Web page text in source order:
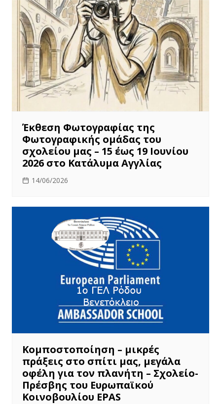
Έκθεση Φωτογραφίας της
Φωτογραφικής ομάδας του
σχολείου μας – 15 έως 19 Ιουνίου
2026 στο Κατάλυμα Αγγλίας
14/06/2026
Κομποστοποίηση – μικρές
πράξεις στο σπίτι μας, μεγάλα
οφέλη για τον πλανήτη – Σχολείο-
Πρέσβης του Ευρωπαϊκού
Κοινοβουλίου EPAS